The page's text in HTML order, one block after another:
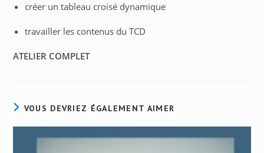
créer un tableau croisé dynamique
travailler les contenus du TCD
ATELIER COMPLET
VOUS DEVRIEZ ÉGALEMENT AIMER